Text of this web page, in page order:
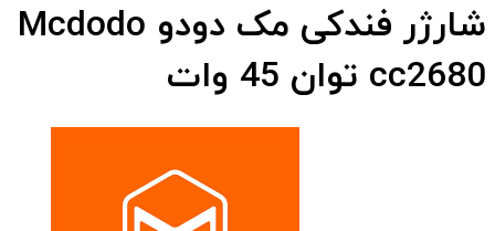
شارژر فندکی مک دودو Mcdodo
cc2680 توان 45 وات